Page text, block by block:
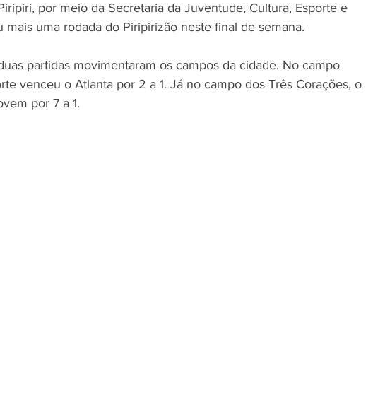
por meio da Secretaria da Juventude, Cultura, Esporte e
mais uma rodada do Piripirizão neste final de semana.
partidas movimentaram os campos da cidade. No campo
venceu o Atlanta por 2 a 1. Já no campo dos Três Corações, o
por 7 a 1.